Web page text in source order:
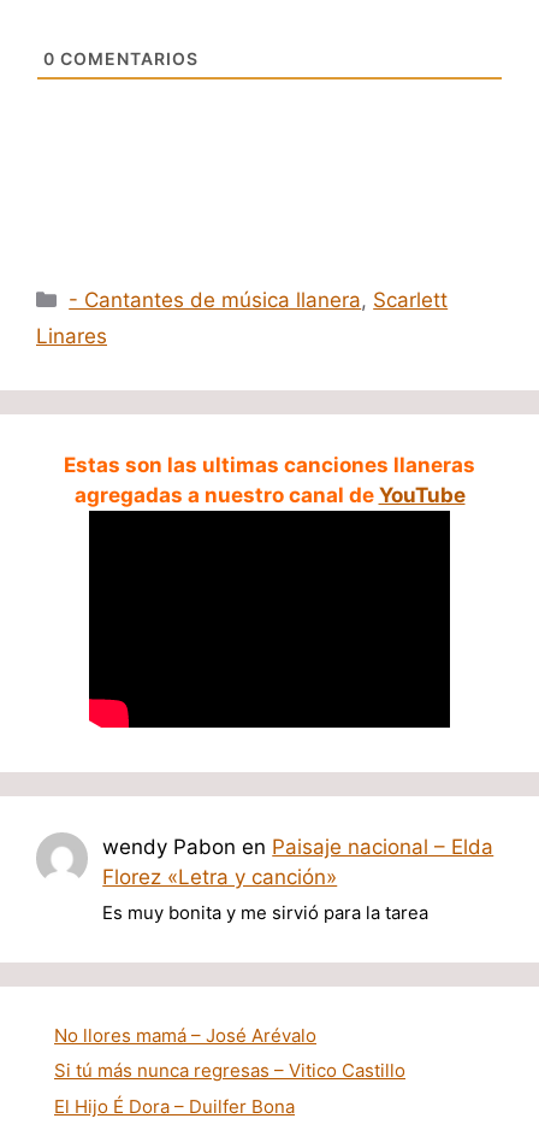
0 COMENTARIOS
Categorías
- Cantantes de música llanera, Scarlett
Linares
Estas son las ultimas canciones llaneras
agregadas a nuestro canal de YouTube
wendy Pabon en Paisaje nacional – Elda
Florez «Letra y canción»
Es muy bonita y me sirvió para la tarea
No llores mamá – José Arévalo
Si tú más nunca regresas – Vitico Castillo
El Hijo É Dora – Duilfer Bona